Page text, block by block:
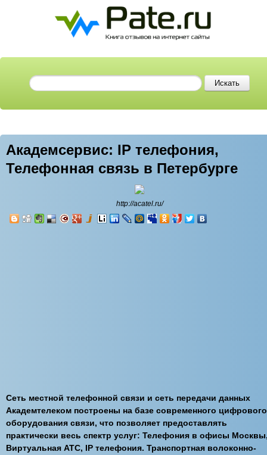
Академсервис: IP телефония,
Телефонная связь в Петербурге
http://acatel.ru/
Сеть местной телефонной связи и сеть передачи данных
Академтелеком построены на базе современного цифрового
оборудования связи, что позволяет предоставлять
практически весь спектр услуг: Телефония в офисы
Виртуальная АТС, IP телефония. Транспортная волоконно-